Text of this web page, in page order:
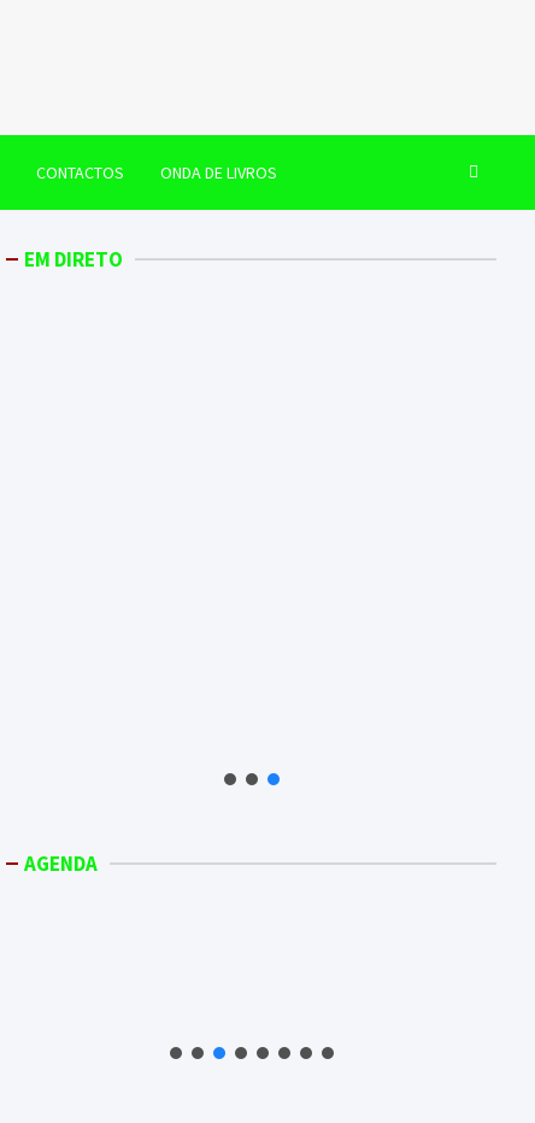
CONTACTOS ONDA DE LIVROS
EM DIRETO
AGENDA